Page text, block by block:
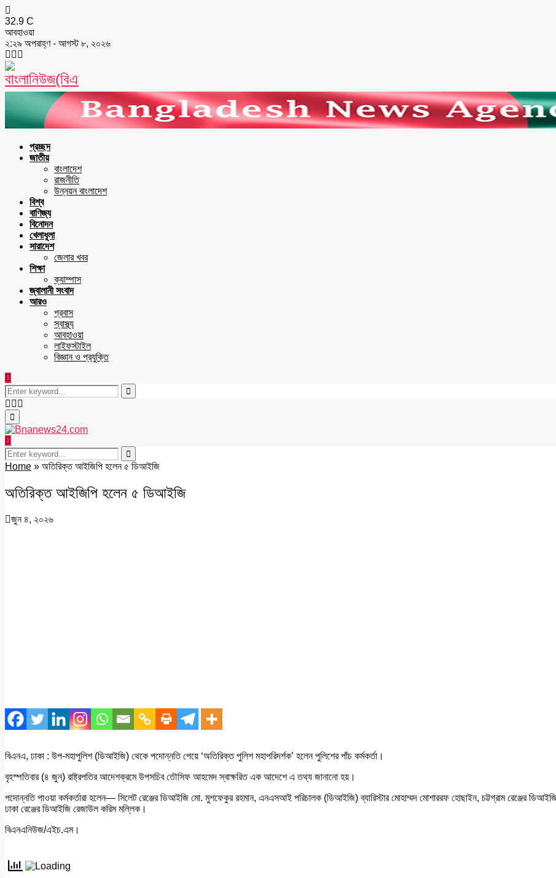
32.9 C
আবহাওয়া
২:২৯ অপরাহ্ণ - আগস্ট ৮, ২০২৬
Facebook
Twitter
প্রচ্ছদ
জাতীয়
বাংলাদেশ
রাজনীতি
উন্নয়ন বাংলাদেশ
বিশ্ব
বাণিজ্য
বিনোদন
খেলাধূলা
সারাদেশ
জেলার খবর
শিক্ষা
ক্যাম্পাস
জ্বালানী সংবাদ
আরও
প্রবাস
স্বাস্থ্য
আবহাওয়া
লাইফস্টাইল
বিজ্ঞান ও প্রযুক্তি
Search
for:
Search
Facebook
Twitter
Primary
Menu
Search
for:
Search
Home » অতিরিক্ত আইজিপি হলেন ৫ ডিআইজি
অতিরিক্ত আইজিপি হলেন ৫ ডিআইজি
জুন ৪, ২০২৬
বিএনএ, ঢাকা : উপ-মহাপুলিশ (ডিআইজি) থেকে পদোন্নতি পেয়ে ‘অতিরিক্ত পুলিশ মহাপরিদর্শক’ হলেন পুলিশের পাঁচ কর্মকর্তা।
বৃহস্পতিবার (৪ জুন) রাষ্ট্রপতির আদেশক্রমে উপসচিব তৌসিফ আহমেদ স্বাক্ষরিত এক আদেশে এ তথ্য জানানো হয়।
পদোন্নতি পাওয়া কর্মকর্তারা হলেন— সিলেট রেঞ্জের ডিআইজি মো. মুশফেকুর রহমান, এনএসআই পরিচালক (ডিআইজি) ব্যারিস্টার মোহাম্মদ মোশাররফ হোছাইন, চট্টগ্রাম রেঞ্জের
ঢাকা রেঞ্জের ডিআইজি রেজাউল করিম মল্লিক।
বিএনএনিউজ/এইচ.এম।